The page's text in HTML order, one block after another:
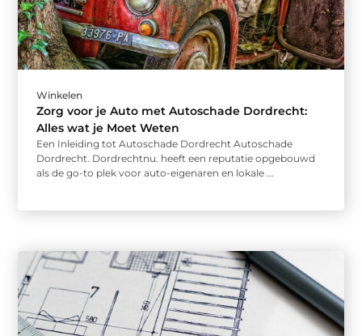
Winkelen
Zorg voor je Auto met Autoschade Dordrecht:
Alles wat je Moet Weten
Een Inleiding tot Autoschade Dordrecht Autoschade
Dordrecht. Dordrechtnu. heeft een reputatie opgebouwd
als de go-to plek voor auto-eigenaren en lokale ...